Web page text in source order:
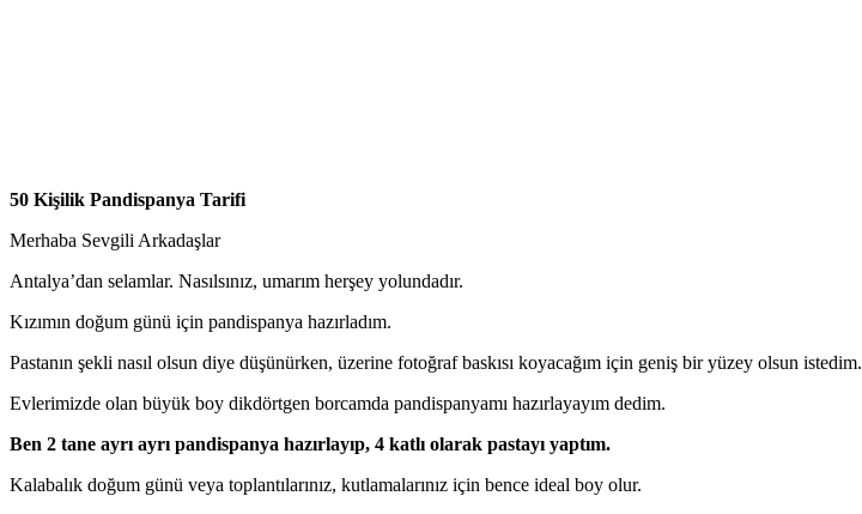
50 Kişilik Pandispanya Tarifi
Merhaba Sevgili Arkadaşlar
Antalya’dan selamlar. Nasılsınız, umarım herşey yolundadır.
Kızımın doğum günü için pandispanya hazırladım.
Pastanın şekli nasıl olsun diye düşünürken, üzerine fotoğraf baskısı koyacağım için geniş bir yüzey olsun istedim.
Evlerimizde olan büyük boy dikdörtgen borcamda pandispanyamı hazırlayayım dedim.
Ben 2 tane ayrı ayrı pandispanya hazırlayıp, 4 katlı olarak pastayı yaptım.
Kalabalık doğum günü veya toplantılarınız, kutlamalarınız için bence ideal boy olur.